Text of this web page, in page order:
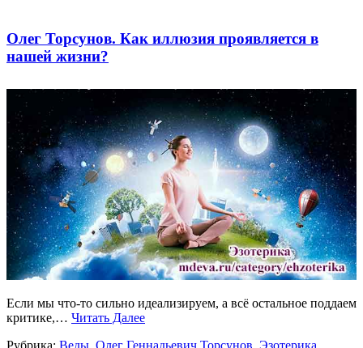
Олег Торсунов. Как иллюзия проявляется в
нашей жизни?
Если мы что-то сильно идеализируем, а всё остальное поддаем
критике,… Читать Далее
Рубрика: Веды Олег Геннадьевич Торсунов Эзотерика